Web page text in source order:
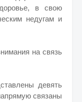
в свою
недугам и
на связь
девять
связаны